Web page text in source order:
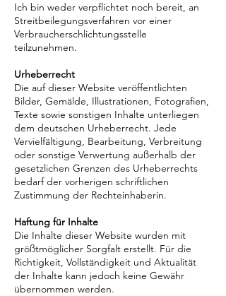
Ich bin weder verpflichtet noch bereit, an
Streitbeilegungsverfahren vor einer
Verbraucherschlichtungsstelle
teilzunehmen.
Urheberrecht
Die auf dieser Website veröffentlichten
Bilder, Gemälde, Illustrationen, Fotografien,
Texte sowie sonstigen Inhalte unterliegen
dem deutschen Urheberrecht. Jede
Vervielfältigung, Bearbeitung, Verbreitung
oder sonstige Verwertung außerhalb der
gesetzlichen Grenzen des Urheberrechts
bedarf der vorherigen schriftlichen
Zustimmung der Rechteinhaberin.
Haftung für Inhalte
Die Inhalte dieser Website wurden mit
größtmöglicher Sorgfalt erstellt. Für die
Richtigkeit, Vollständigkeit und Aktualität
der Inhalte kann jedoch keine Gewähr
übernommen werden.